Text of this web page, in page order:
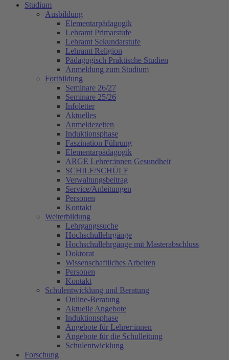
Studium
Ausbildung
Elementarpädagogik
Lehramt Primarstufe
Lehramt Sekundarstufe
Lehramt Religion
Pädagogisch Praktische Studien
Anmeldung zum Studium
Fortbildung
Seminare 26/27
Seminare 25/26
Infoletter
Aktuelles
Anmeldezeiten
Induktionsphase
Faszination Führung
Elementarpädagogik
ARGE Lehrer:innen Gesundheit
SCHILF/SCHÜLF
Verwaltungsbeitrag
Service/Anleitungen
Personen
Kontakt
Weiterbildung
Lehrgangssuche
Hochschullehrgänge
Hochschullehrgänge mit Masterabschluss
Doktorat
Wissenschaftliches Arbeiten
Personen
Kontakt
Schulentwicklung und Beratung
Online-Beratung
Aktuelle Angebote
Induktionsphase
Angebote für Lehrer:innen
Angebote für die Schulleitung
Schulentwicklung
Forschung